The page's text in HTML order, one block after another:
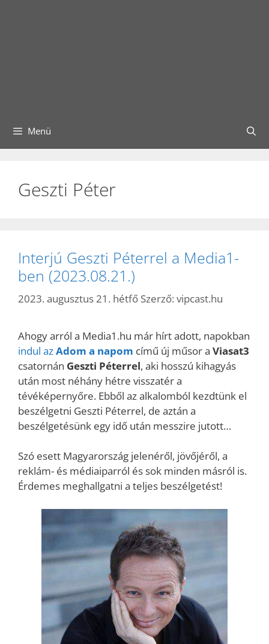
Menü
Geszti Péter
Interjú Geszti Péterrel a Media1-
ben (2023.08.21.)
2023. augusztus 21. hétfő Szerző: vipcast.hu
Ahogy arról a Media1.hu már hírt adott, napokban
indul azAdom a napom című új műsor a Viasat3
csatornán Geszti Péterrel, aki hosszú kihagyás
után most néhány hétre visszatér a
tévéképernyőre. Ebből az alkalomból kezdtünk el
beszélgetni Geszti Péterrel, de aztán a
beszélgetésünk egy idő után messzire jutott…
Szó esett Magyarország jelenéről, jövőjéről, a
reklám- és médiaiparról és sok minden másról is.
Érdemes meghallgatni a teljes beszélgetést!